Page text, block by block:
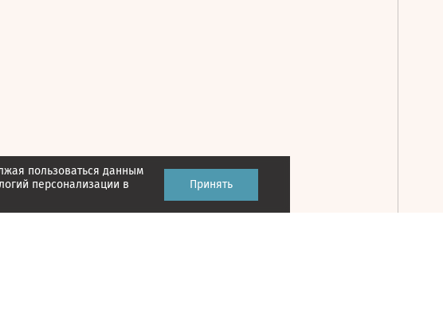
пользоваться данным
персонализации в
Принять